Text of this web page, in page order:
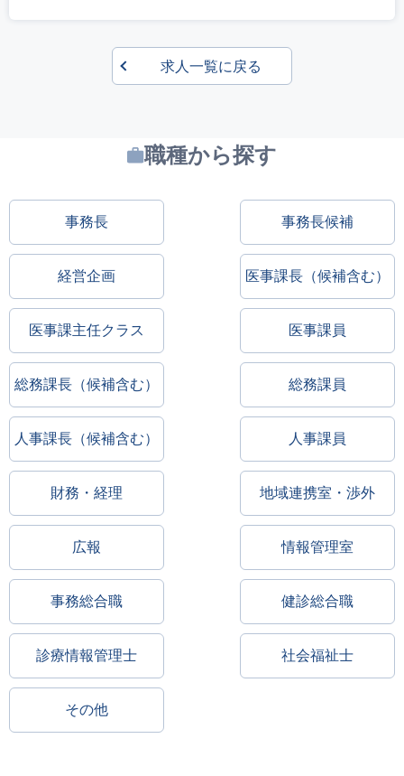
求人一覧に戻る
職種から探す
事務長 事務長候補
経営企画 医事課長（候補含む）
医事課主任クラス 医事課員
総務課長（候補含む） 総務課員
人事課長（候補含む） 人事課員
財務・経理 地域連携室・渉外
広報 情報管理室
事務総合職 健診総合職
診療情報管理士 社会福祉士
その他